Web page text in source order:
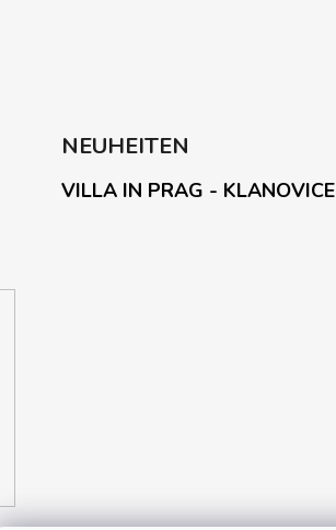
NEUHEITEN
VILLA IN PRAG - KLANOVICE